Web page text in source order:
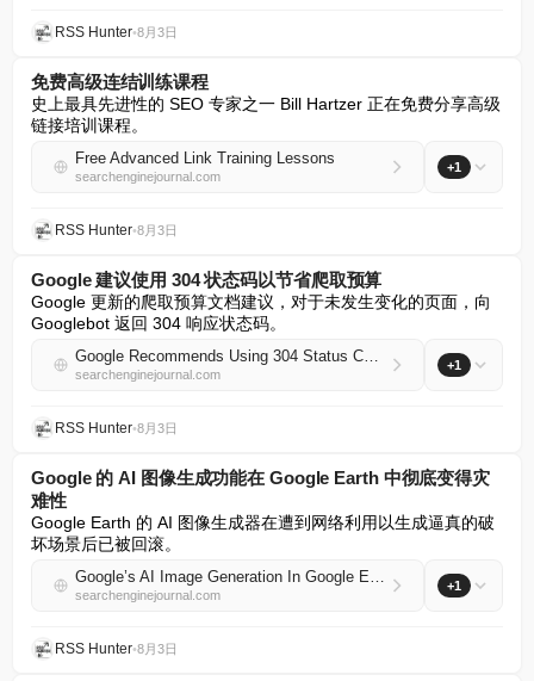
RSS Hunter•8月3日
免费高级连结训练课程
史上最具先进性的 SEO 专家之一 Bill Hartzer 正在免费分享高级
链接培训课程。
Free Advanced Link Training Lessons
searchenginejournal.com
+1
RSS Hunter•8月3日
Google 建议使用 304 状态码以节省爬取预算
Google 更新的爬取预算文档建议，对于未发生变化的页面，向
Googlebot 返回 304 响应状态码。
Google Recommends Using 304 Status Code To Conserve Crawl Budget
searchenginejournal.com
+1
RSS Hunter•8月3日
Google 的 AI 图像生成功能在 Google Earth 中彻底变得灾
难性
Google Earth 的 AI 图像生成器在遭到网络利用以生成逼真的破
坏场景后已被回滚。
Google’s AI Image Generation In Google Earth Literally Became Disastrous
searchenginejournal.com
+1
RSS Hunter•8月3日